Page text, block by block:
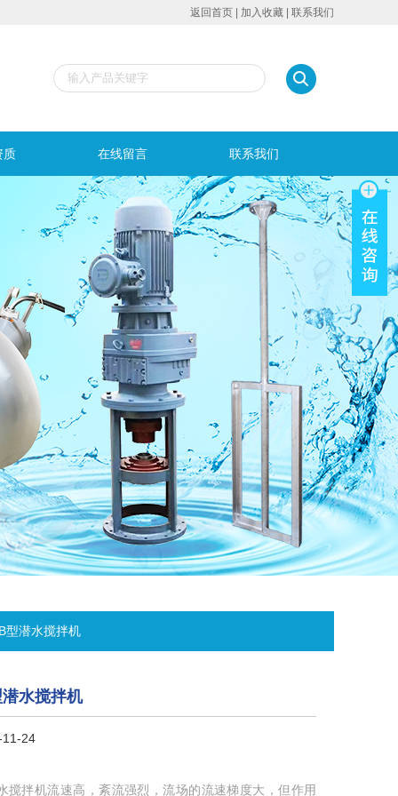
返回首页 加入收藏 联系我们
质 在线留言 联系我们
型潜水搅拌机
水搅拌机
11-24
搅拌机流速高，紊流强烈，流场的流速梯度大，但作用